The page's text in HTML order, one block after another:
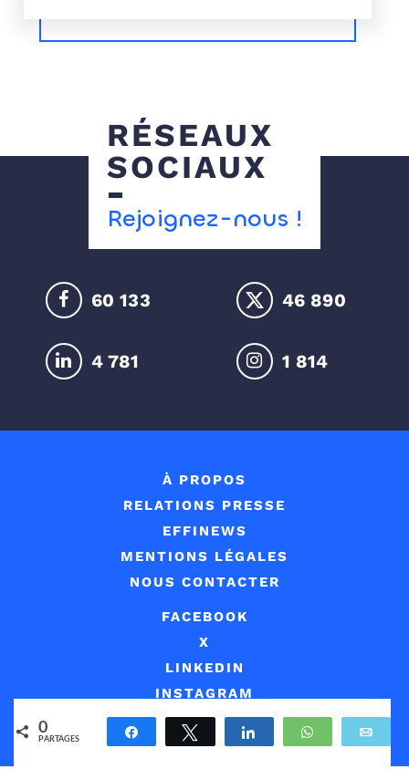
0
PARTAGES
Partagez Tweetez Partagez WhatsApp
RÉSEAUX
SOCIAUX
Rejoignez-nous !
60 522 47 193
4 823 1 831
À PROPOS
RELATIONS PRESSE
EFFINEWS
MENTIONS LÉGALES
NOUS CONTACTER
FACEBOOK
X
LINKEDIN
INSTAGRAM
RSS